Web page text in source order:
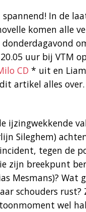
In de
komen alle
uur bij VTM
CD * uit en
artikel alles over.
ijzingwekkende
Sileghem)
tegen de
zijn breekpunt
Mesmans)?
schouders
wel